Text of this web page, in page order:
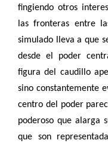
fingiendo otros
las fronteras entre
simulado lleva a que
desde el poder
figura del caudillo
sino constantemente
centro del poder
poderoso que alarga
que son